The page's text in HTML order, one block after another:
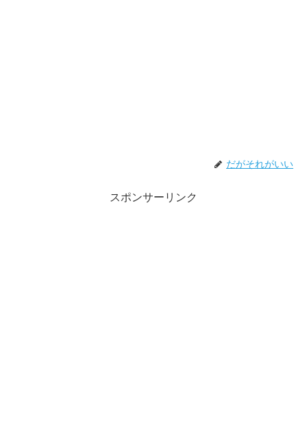
だがそれがいい
スポンサーリンク